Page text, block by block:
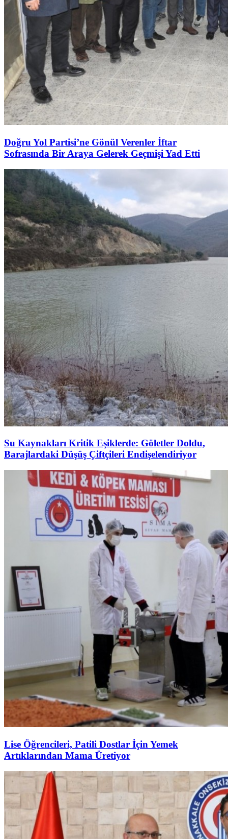
Doğru Yol Partisi’ne Gönül Verenler İftar
Sofrasında Bir Araya Gelerek Geçmişi Yad Etti
Su Kaynakları Kritik Eşiklerde: Göletler Doldu,
Barajlardaki Düşüş Çiftçileri Endişelendiriyor
Lise Öğrencileri, Patili Dostlar İçin Yemek
Artıklarından Mama Üretiyor